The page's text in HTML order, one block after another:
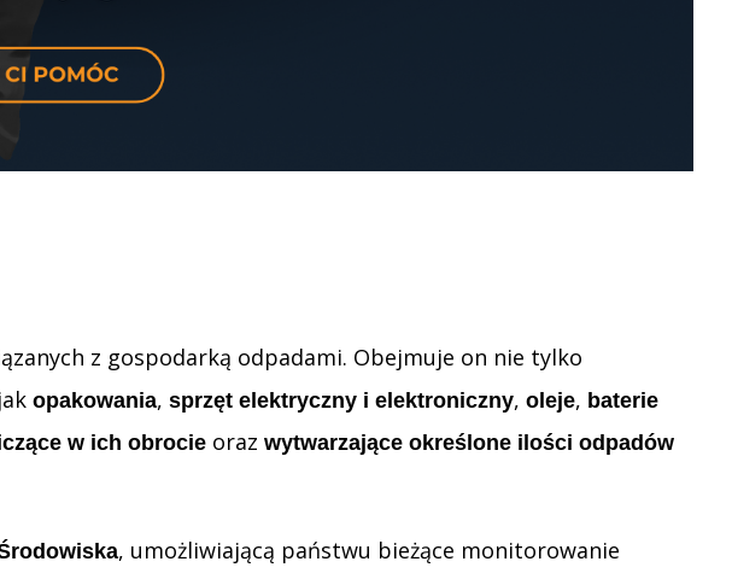
z gospodarką odpadami. Obejmuje on nie tylko
opakowania, sprzęt elektryczny i elektroniczny, oleje, baterie
w ich obrocie oraz wytwarzające określone ilości odpadów
, umożliwiającą państwu bieżące monitorowanie